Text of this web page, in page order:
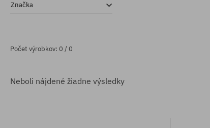
Značka
Počet výrobkov: 0 / 0
Neboli nájdené žiadne výsledky